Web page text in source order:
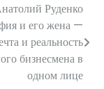
Руденко
и его жена —
и реальность
бизнесмена в
одном лице